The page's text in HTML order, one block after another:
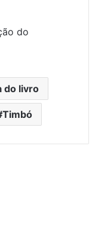
do
do livro
Timbó